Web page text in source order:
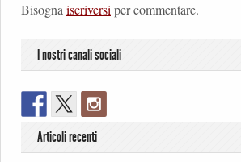
Bisognaiscriversiper commentare.
I nostri canali sociali
Articoli recenti